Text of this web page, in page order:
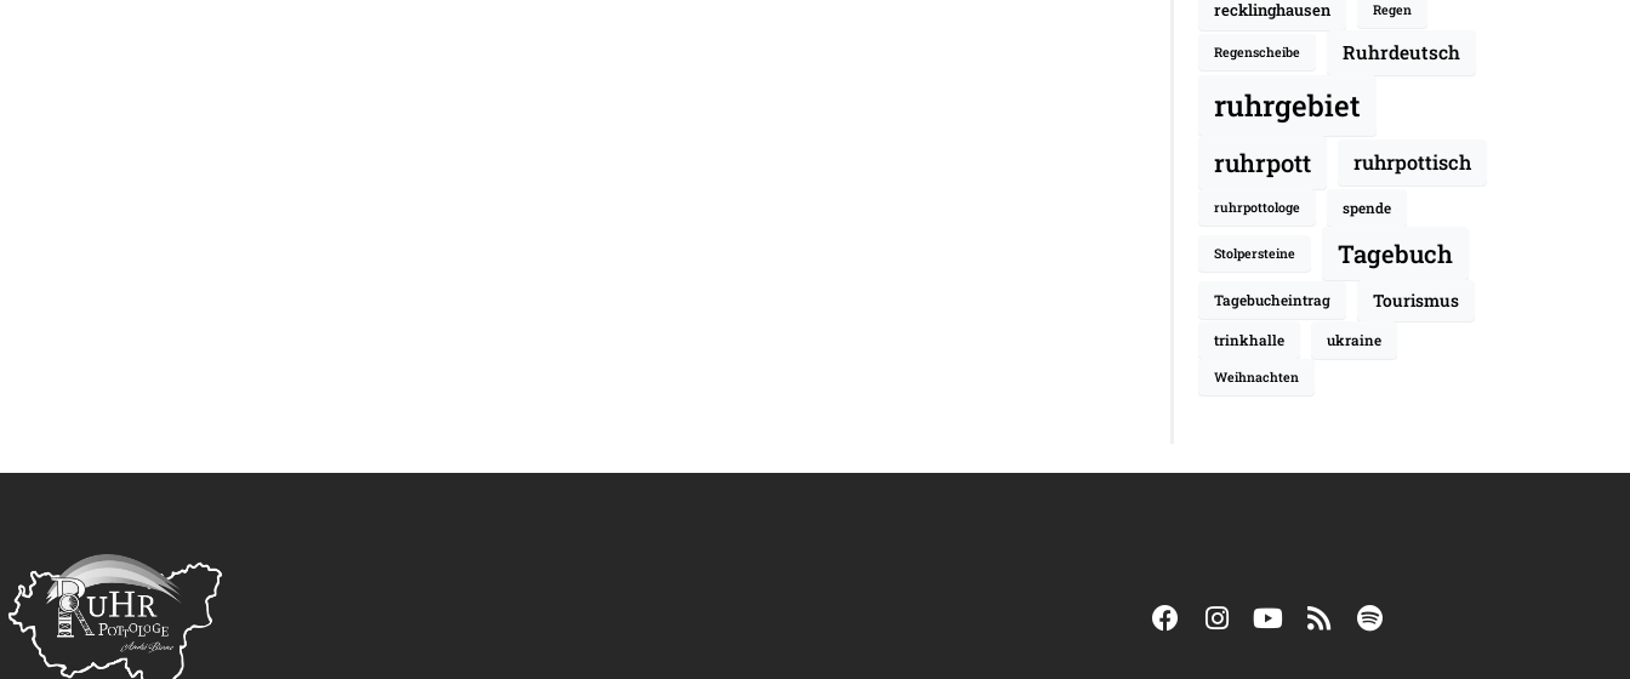
recklinghausen Regen
Regenscheibe Ruhrdeutsch
ruhrgebiet
ruhrpott ruhrpottisch
ruhrpottologe spende
Stolpersteine Tagebuch
Tagebucheintrag Tourismus
trinkhalle ukraine
Weihnachten